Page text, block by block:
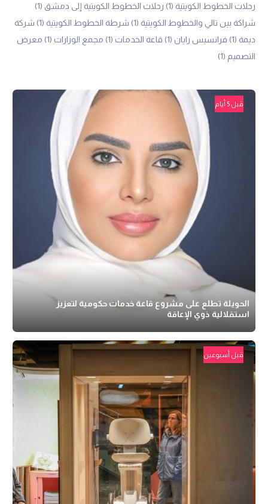
رحلات الخطوط الكويتية (1) رحلات الخطوط الكويتية إلى دمشق (1)
شراكة بين تالي والخطوط الكويتية (1) شرطة الخطوط الكويتية (1)
شركة
ديمة (1) فرانسيس رايان (1) قاعة الخدمات (1) مجمع الوزارات (1)
معرض
التصميم (1)
قبل 5 أيام
الحويلة تطلع على مشروع قاعة خدمات حكومية لتعزيز
استقلالية ذوي الإعاقة
قبل أسبوعين